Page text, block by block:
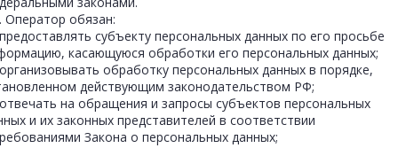
Оператор обязан:
субъекту персональных данных по его просьбе
касающуюся обработки его персональных данных;
обработку персональных данных в порядке,
действующим законодательством РФ;
на обращения и запросы субъектов персональных
и их законных представителей в соответствии
Закона о персональных данных;